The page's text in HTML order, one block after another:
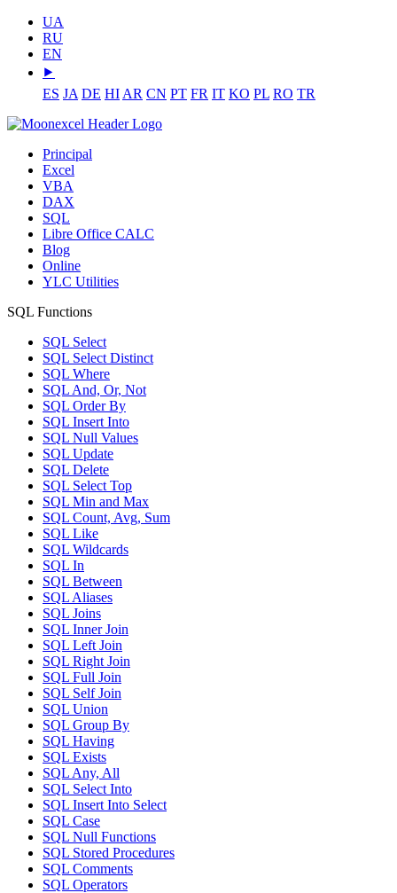
UA
RU
EN
⯈
ES JA DE HI AR CN PT FR IT KO PL RO TR
Principal
Excel
VBA
DAX
SQL
Libre Office CALC
Blog
Online
YLC Utilities
SQL Functions
SQL Select
SQL Select Distinct
SQL Where
SQL And, Or, Not
SQL Order By
SQL Insert Into
SQL Null Values
SQL Update
SQL Delete
SQL Select Top
SQL Min and Max
SQL Count, Avg, Sum
SQL Like
SQL Wildcards
SQL In
SQL Between
SQL Aliases
SQL Joins
SQL Inner Join
SQL Left Join
SQL Right Join
SQL Full Join
SQL Self Join
SQL Union
SQL Group By
SQL Having
SQL Exists
SQL Any, All
SQL Select Into
SQL Insert Into Select
SQL Case
SQL Null Functions
SQL Stored Procedures
SQL Comments
SQL Operators